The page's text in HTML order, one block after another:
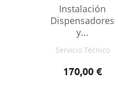
Instalación
Dispensadores
y...
Servicio Técnico
Precio
170,00 €